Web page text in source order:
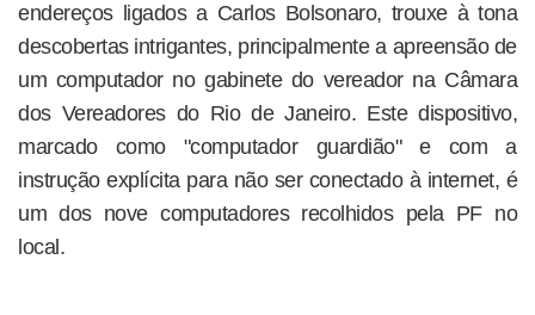
endereços ligados a Carlos Bolsonaro, trouxe à tona
descobertas intrigantes, principalmente a apreensão de
um computador no gabinete do vereador na Câmara
dos Vereadores do Rio de Janeiro. Este dispositivo,
marcado como "computador guardião" e com a
instrução explícita para não ser conectado à internet, é
um dos nove computadores recolhidos pela PF no
local.